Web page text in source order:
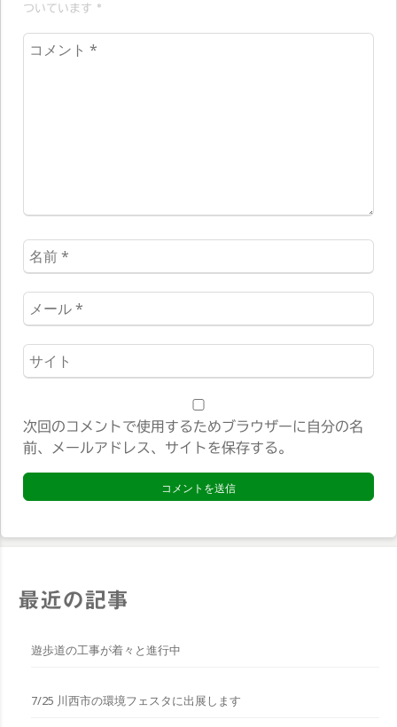
ン
ついています *
コ
名
前
*
メ
ー
ル
ウ
ェ
サ
イ
ト
*
次回のコメントで使用するためブラウザーに自分の名
前、メールアドレス、サイトを保存する。
最近の記事
遊歩道の工事が着々と進行中
7/25 川西市の環境フェスタに出展します